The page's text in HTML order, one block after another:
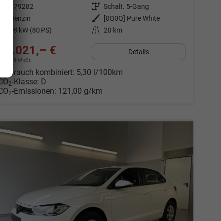
879282 Getriebe Schalt. 5-Gang
Benzin Außenfarbe
[0Q0Q] Pure White
59 kW (80 PS) Kilometerstand 20 km
19.021,– €
incl. 19% MwSt.
Details
Verbrauch kombiniert: 5,30 l/100km
2-Klasse: D
2-Emissionen: 121,00 g/km